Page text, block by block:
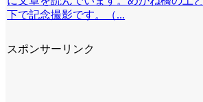
下で記念撮影です。（...
スポンサーリンク